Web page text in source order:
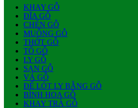
KHAY GỖ
ĐĨA GỖ
CHÉN GỖ
MUỖNG GỖ
THỚT GỖ
TÔ GỖ
LY GỖ
SẠN GỖ
VÁ GỖ
ĐẾ LÓT LY BẰNG GỖ
BÌNH HOA GỖ
KHAY TRÀ GỖ